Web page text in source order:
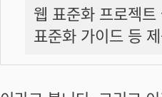
웹 표준화 프로젝
표준화 가이드 등